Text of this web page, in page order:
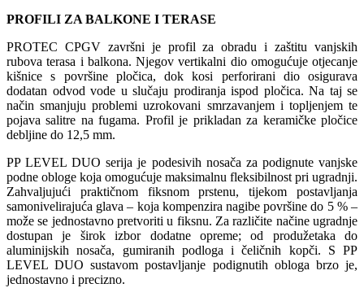
PROFILI ZA BALKONE I TERASE
PROTEC CPGV završni je profil za obradu i zaštitu vanjskih
rubova terasa i balkona. Njegov vertikalni dio omogućuje otjecanje
kišnice s površine pločica, dok kosi perforirani dio osigurava
dodatan odvod vode u slučaju prodiranja ispod pločica. Na taj se
način smanjuju problemi uzrokovani smrzavanjem i topljenjem te
pojava salitre na fugama. Profil je prikladan za keramičke pločice
debljine do 12,5 mm.
PP LEVEL DUO serija je podesivih nosača za podignute vanjske
podne obloge koja omogućuje maksimalnu fleksibilnost pri ugradnji.
Zahvaljujući praktičnom fiksnom prstenu, tijekom postavljanja
samonivelirajuća glava – koja kompenzira nagibe površine do 5 % –
može se jednostavno pretvoriti u fiksnu. Za različite načine ugradnje
dostupan je širok izbor dodatne opreme; od produžetaka do
aluminijskih nosača, gumiranih podloga i čeličnih kopči. S PP
LEVEL DUO sustavom postavljanje podignutih obloga brzo je,
jednostavno i precizno.